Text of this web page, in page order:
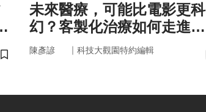
儲存書籤
未來醫療，可能比電影更科
幻？客製化治療如何走進真
實世界
陳彥諺 ｜ 科技大觀園特約編輯